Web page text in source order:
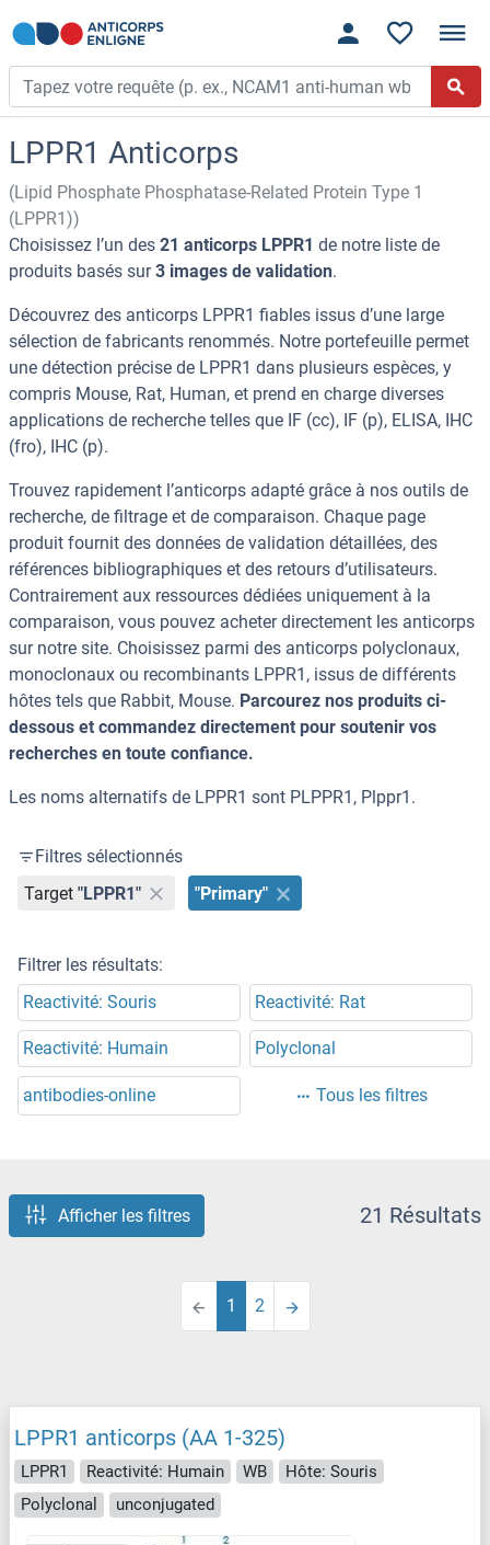
LPPR1 Anticorps
(Lipid Phosphate Phosphatase-Related Protein Type 1
(LPPR1))
Choisissez l’un des 21 anticorps LPPR1 de notre liste de
produits basés sur3 images de validation.
Découvrez des anticorps LPPR1 fiables issus d’une large
sélection de fabricants renommés. Notre portefeuille permet
une détection précise de LPPR1 dans plusieurs espèces, y
compris Mouse, Rat, Human, et prend en charge diverses
applications de recherche telles que IF (cc), IF (p), ELISA, IHC
(fro), IHC (p).
Trouvez rapidement l’anticorps adapté grâce à nos outils de
recherche, de filtrage et de comparaison. Chaque page
produit fournit des données de validation détaillées, des
références bibliographiques et des retours d’utilisateurs.
Contrairement aux ressources dédiées uniquement à la
comparaison, vous pouvez acheter directement les anticorps
sur notre site. Choisissez parmi des anticorps polyclonaux,
monoclonaux ou recombinants LPPR1, issus de différents
hôtes tels que Rabbit, Mouse. Parcourez nos produits ci-
dessous et commandez directement pour soutenir vos
recherches en toute confiance.
Les noms alternatifs de LPPR1 sont PLPPR1, Plppr1.
Filtres sélectionnés
Target "LPPR1" "Primary"
Filtrer les résultats:
Reactivité: Souris
Reactivité: Rat
Reactivité: Humain Polyclonal
antibodies-online Tous les filtres
Afficher les filtres 21 Résultats
1 2
LPPR1 anticorps (AA 1-325)
LPPR1 Reactivité: Humain WB
Hôte: Souris
Polyclonal
unconjugated